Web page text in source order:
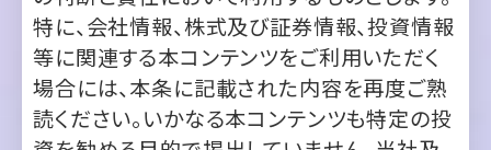
読ください。いかなる本コンテンツも特定の投
資を勧める目的で掲出していません。当社及
び提携先は、本サイトを通じて提供されている
情報の正確性、有用性等については一切責任